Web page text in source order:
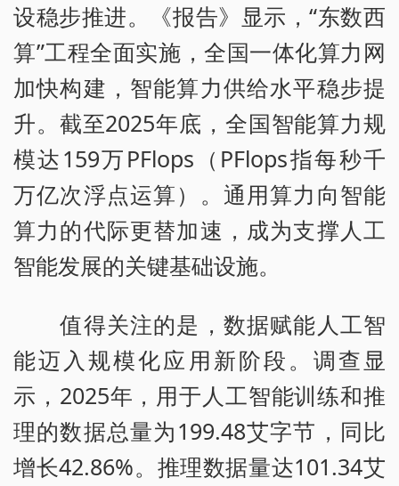
设稳步推进。《报告》显示，“东数西
算”工程全面实施，全国一体化算力网
加快构建，智能算力供给水平稳步提
升。截至2025年底，全国智能算力规
模达159万PFlops（PFlops指每秒千
万亿次浮点运算）。通用算力向智能
算力的代际更替加速，成为支撑人工
智能发展的关键基础设施。
值得关注的是，数据赋能人工智
能迈入规模化应用新阶段。调查显
示，2025年，用于人工智能训练和推
理的数据总量为199.48艾字节，同比
增长42.86%。推理数据量达101.34艾